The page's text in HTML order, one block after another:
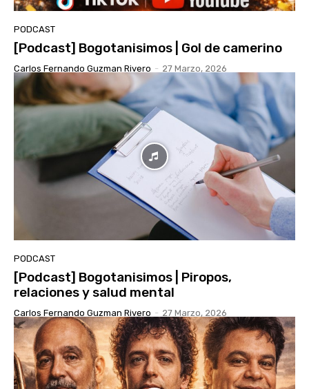
PODCAST
[Podcast] Bogotanisimos | Gol de camerino
Carlos Fernando Guzman Rivero - 27 Marzo, 2026
PODCAST
[Podcast] Bogotanisimos | Piropos,
relaciones y salud mental
Carlos Fernando Guzman Rivero - 27 Marzo, 2026